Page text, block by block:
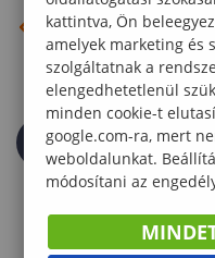
VISSZA AZ
kattintva, Ön
amelyek marketing és
szolgáltatnak a
elengedhetetlenül
minden cookie-t
google.com-ra, mert
weboldalunkat.
módosítani az